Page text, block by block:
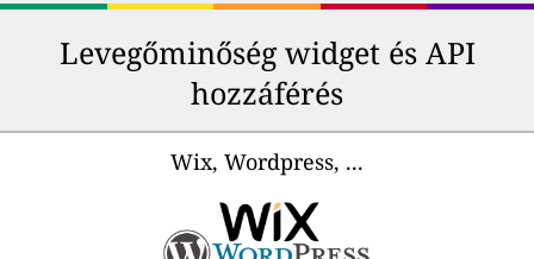
Levegőminőség widget és API
hozzáférés
Wix, Wordpress, ...